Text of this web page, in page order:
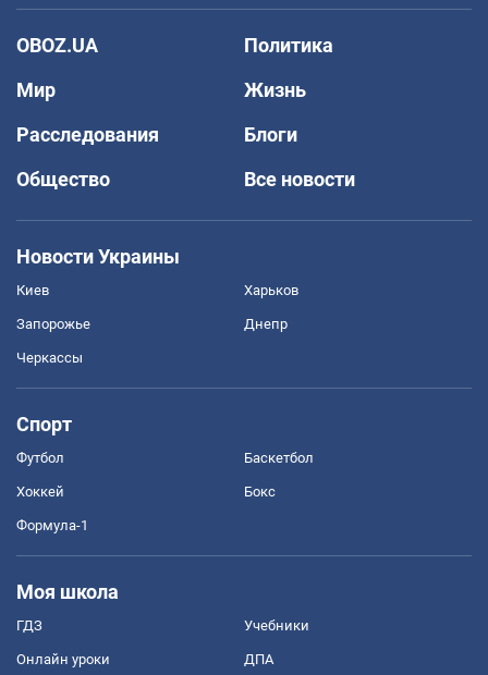
OBOZ.UA
Политика
Мир
Жизнь
Расследования
Блоги
Общество
Все новости
Новости Украины
Киев Харьков
Запорожье Днепр
Черкассы
Спорт
Футбол Баскетбол
Хоккей Бокс
Формула-1
Моя школа
ГДЗ Учебники
Онлайн уроки ДПА